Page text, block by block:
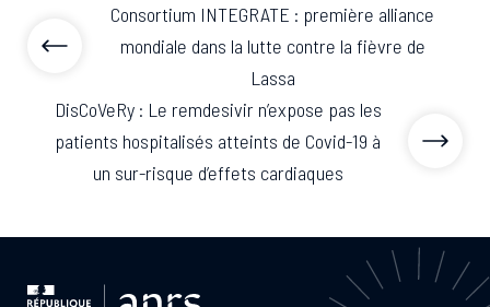
Consortium INTEGRATE : première alliance
mondiale dans la lutte contre la fièvre de
Lassa
DisCoVeRy : Le remdesivir n’expose pas les
patients hospitalisés atteints de Covid-19 à
un sur-risque d’effets cardiaques